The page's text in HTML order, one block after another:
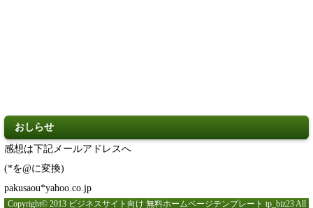
おしらせ
感想は下記メールアドレスへ
(*を@に変換)
pakusaou*yahoo.co.jp
Copyright© 2013 ビジネスサイト向け 無料ホームページテンプレート tp_biz23 All